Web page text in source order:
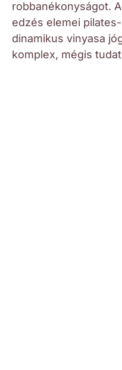
robbanékonyságot.
edzés elemei
dinamikus vinyasa
komplex, mégis